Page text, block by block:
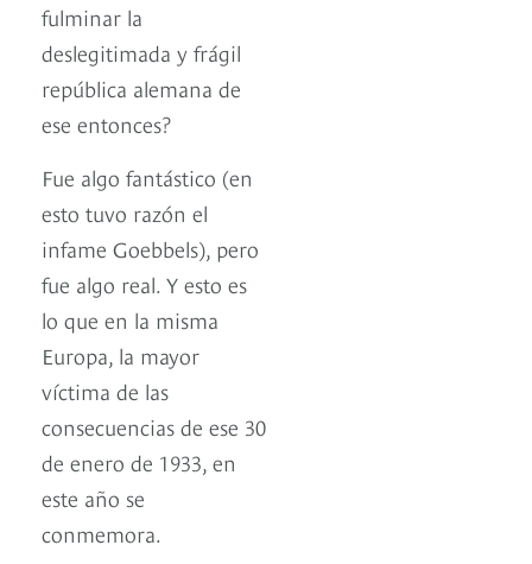
fulminar la
deslegitimada y frágil
república alemana de
ese entonces?
Fue algo fantástico (en
esto tuvo razón el
infame Goebbels), pero
fue algo real. Y esto es
lo que en la misma
Europa, la mayor
víctima de las
consecuencias de ese 30
de enero de 1933, en
este año se
conmemora.